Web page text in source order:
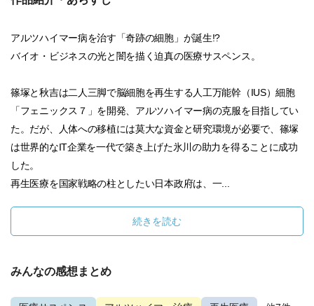
アルツハイマー病を治す「奇跡の細胞」が誕生!?
バイオ・ビジネスの光と闇を描く迫真の医療サスペンス。
篠塚と秋吉は二人三脚で脳細胞を再生する人工万能幹（IUS）細胞
「フェニックス７」を開発、アルツハイマー病の克服を目指してい
た。だが、人体への移植には莫大な資金と研究環境が必要で、篠塚
は世界的なIT企業を一代で築き上げた氷川の助力を得ることに成功
した。
再生医療を国家戦略の柱としたい日本政府は、一...
続きを読む
みんなの感想まとめ